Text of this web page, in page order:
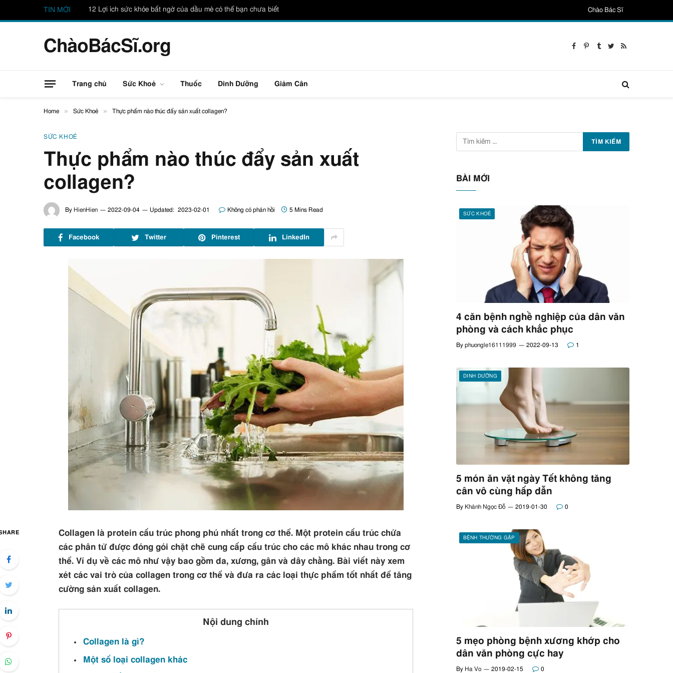
TIN MỚI 12 Lợi ích sức khỏe bất ngờ của dầu mè có thể bạn chưa biết Chào Bác Sĩ
ChàoBácSĩ.org Facebook
Pinterest
TumblrTwitterRSS
Trang chủ Sức Khoẻ Thuốc Dinh Dưỡng Giảm Cân
Home » Sức Khoẻ » Thực phẩm nào thúc đẩy sản xuất collagen?
SỨC KHOẺ
Thực phẩm nào thúc đẩy sản xuất
collagen?
By HienHien 2022-09-04 Updated: 2023-02-01 Không có phản hồi 5 Mins Read
Facebook Twitter Pinterest LinkedIn
Collagen là protein cấu trúc phong phú nhất trong cơ thể. Một protein cấu trúc chứa
các phân tử được đóng gói chặt chẽ cung cấp cấu trúc cho các mô khác nhau trong cơ
thể. Ví dụ về các mô như vậy bao gồm da, xương, gân và dây chằng. Bài viết này xem
xét các vai trò của collagen trong cơ thể và đưa ra các loại thực phẩm tốt nhất để tăng
cường sản xuất collagen.
Nội dung chính
Collagen là gì?
Một số loại collagen khác
BÀI MỚI
SỨC KHOẺ
4 căn bệnh nghề nghiệp của dân văn
phòng và cách khắc phục
By phuongle16111999 2022-09-13 1
DINH DƯỠNG
5 món ăn vặt ngày Tết không tăng
cân vô cùng hấp dẫn
By Khánh Ngọc Đỗ 2019-01-30 0
BỆNH THƯỜNG GẶP
5 mẹo phòng bệnh xương khớp cho
dân văn phòng cực hay
By Ha Vo 2019-02-15 0